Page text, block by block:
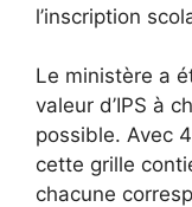
l’inscription
Le ministère a
valeur d’IPS à
possible. Avec
cette grille
chacune